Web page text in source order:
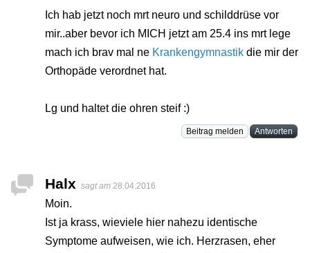
Ich hab jetzt noch mrt neuro und schilddrüse vor
mir..aber bevor ich MICH jetzt am 25.4 ins mrt lege
mach ich brav mal ne Krankengymnastik die mir der
Orthopäde verordnet hat.
Lg und haltet die ohren steif :)
Beitrag melden Antworten
Halx sagt am 28.04.2016
Moin.
Ist ja krass, wieviele hier nahezu identische
Symptome aufweisen, wie ich. Herzrasen, eher